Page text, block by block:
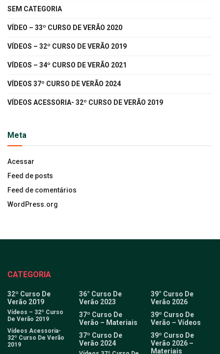
SEM CATEGORIA
VÍDEO – 33º CURSO DE VERÃO 2020
VÍDEOS – 32º CURSO DE VERÃO 2019
VÍDEOS – 34º CURSO DE VERÃO 2021
VÍDEOS 37º CURSO DE VERÃO 2024
VÍDEOS ACESSORIA- 32º CURSO DE VERÃO 2019
Meta
Acessar
Feed de posts
Feed de comentários
WordPress.org
CATEGORIA
32º Curso De
Verão 2019
Vídeos – 32º Curso
De Verão 2019
Vídeos Acessoria-
32º Curso De Verão
2019
36° Curso De
Verão 2023
37º Curso De
Verão – Materiais
37º Curso De
Verão 2024
39° Curso De
Verão 2026
39º Curso De
Verão – Vídeos
39º Curso De
Verão 2026 –
Materiais